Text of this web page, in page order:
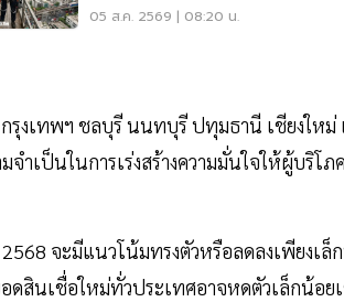
เคร่งครัด
05 ส.ค. 2569 | 08:20 น.
รุงเทพฯ ชลบุรี นนทบุรี ปทุมธานี เชียงให
เป็นในการเร่งสร้างความมั่นใจให้ผู้บริโภ
จะมีแนวโน้มทรงตัวหรือลดลงเพียงเ
ดสินเชื่อใหม่ทั่วประเทศอาจหดตัวเล็กน้อย